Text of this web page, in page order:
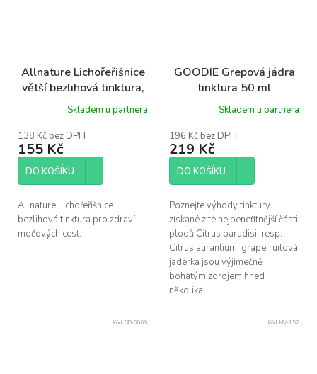
Allnature Lichořeřišnice
větší bezlihová tinktura,
100 ml
Skladem u partnera
138 Kč bez DPH
155 Kč
DO KOŠÍKU
Allnature Lichořeřišnice
bezlihová tinktura pro zdraví
močových cest.
GOODIE Grepová jádra
tinktura 50 ml
Skladem u partnera
196 Kč bez DPH
219 Kč
DO KOŠÍKU
Poznejte výhody tinktury
získané z té nejbenefitnější části
plodů Citrus paradisi, resp.
Citrus aurantium, grapefruitová
jadérka jsou výjimečně
bohatým zdrojem hned
několika...
Kód: GD-6009 Kód: HV-152